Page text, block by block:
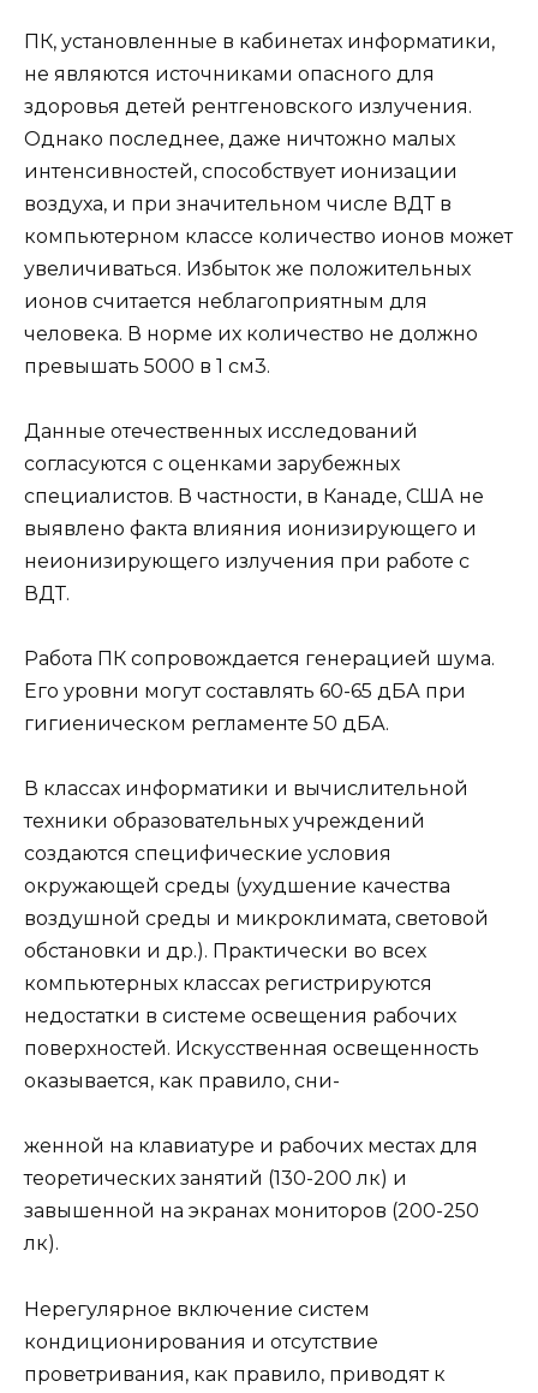
ПК, установленные в кабинетах информатики,
не являются источниками опасного для
здоровья детей рентгеновского излучения.
Однако последнее, даже ничтожно малых
интенсивностей, способствует ионизации
воздуха, и при значительном числе ВДТ в
компьютерном классе количество ионов может
увеличиваться. Избыток же положительных
ионов считается неблагоприятным для
человека. В норме их количество не должно
превышать 5000 в 1 см3.
Данные отечественных исследований
согласуются с оценками зарубежных
специалистов. В частности, в Канаде, США не
выявлено факта влияния ионизирующего и
неионизирующего излучения при работе с
ВДТ.
Работа ПК сопровождается генерацией шума.
Его уровни могут составлять 60-65 дБА при
гигиеническом регламенте 50 дБА.
В классах информатики и вычислительной
техники образовательных учреждений
создаются специфические условия
окружающей среды (ухудшение качества
воздушной среды и микроклимата, световой
обстановки и др.). Практически во всех
компьютерных классах регистрируются
недостатки в системе освещения рабочих
поверхностей. Искусственная освещенность
оказывается, как правило, сни-
женной на клавиатуре и рабочих местах для
теоретических занятий (130-200 лк) и
завышенной на экранах мониторов (200-250
лк).
Нерегулярное включение систем
кондиционирования и отсутствие
проветривания, как правило, приводят к